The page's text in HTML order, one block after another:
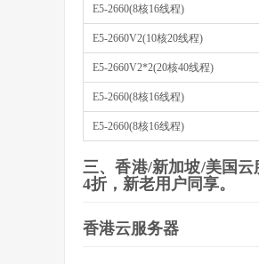
E5-2660(8核16线程)
E5-2660V2(10核20线程)
E5-2660V2*2(20核40线程)
E5-2660(8核16线程)
E5-2660(8核16线程)
三、香港/新加坡/美国
4折，新老用户同享。
香港云服务器